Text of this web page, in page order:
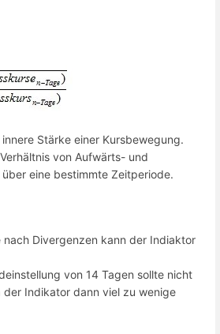
Stärke einer Kursbewegung.
von Aufwärts- und
eine bestimmte Zeitperiode.
nach Divergenzen kann der Indiaktor
von 14 Tagen sollte nicht
Indikator dann viel zu wenige